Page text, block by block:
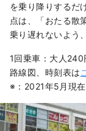
を乗り降りするだ
点は、「おたる散
乗り遅れないよう
1回乗車：大人
路線図、時刻表は
※：2021年5月現在